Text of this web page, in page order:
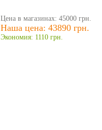
Цена в магазинах: 45000 грн.
Наша цена: 43890 грн.
Экономия: 1110 грн.